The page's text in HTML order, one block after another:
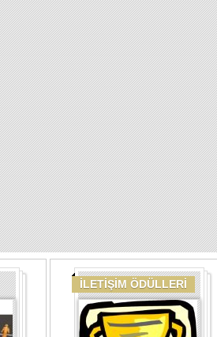
İLETİŞİM ÖDÜLLERİ